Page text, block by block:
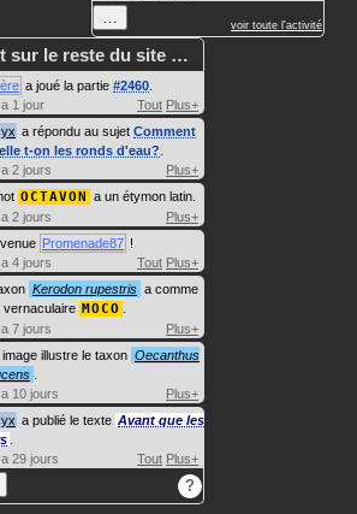
voir toute l'activité
sur le reste du site …
a joué la partie #2460
1 jour
Tout Plus+
a répondu au sujet Comment
t-on les ronds d'eau?
2 jours
Plus+
OCTAVON a un étymon latin.
2 jours
Plus+
Promenade87 !
4 jours
Tout Plus+
Kerodon rupestris a comme
vernaculaire MOCO
7 jours
Plus+
illustre le taxon Oecanthus
10 jours
Plus+
a publié le texte Avant que les
29 jours
Tout Plus+
?